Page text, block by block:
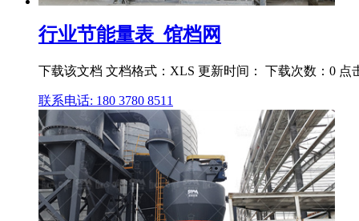
行业节能量表_馆档网
下载该文档 文档格式：XLS 更新时间： 下载次数：0 点
联系电话: 180 3780 8511